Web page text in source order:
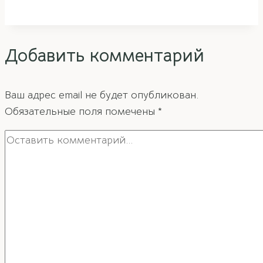
Мень
Помощь
в
решении
Добавить комментарий
Ваш адрес email не будет опубликован.
Обязательные поля помечены *